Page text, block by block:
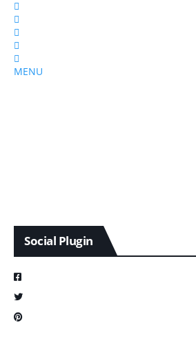
MENU
Social Plugin